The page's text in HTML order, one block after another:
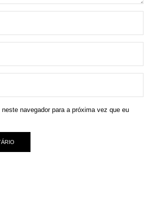
navegador para a próxima vez que eu